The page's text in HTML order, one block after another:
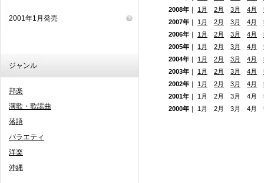
2001年1月発売
ジャンル
邦楽
演歌・歌謡曲
落語
バラエティ
洋楽
沖縄
2008年 ｜ 1月 2月 3月 4月
2007年 ｜ 1月 2月 3月 4月
2006年 ｜ 1月 2月 3月 4月
2005年 ｜ 1月 2月 3月 4月
2004年 ｜ 1月 2月 3月 4月
2003年 ｜ 1月 2月 3月 4月
2002年 ｜ 1月 2月 3月 4月
2001年 ｜ 1月 2月 3月 4
2000年 ｜ 1月 2月 3月 4